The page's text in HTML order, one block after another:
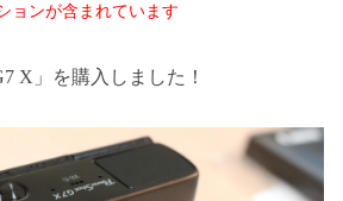
ョンが含まれています
X」を購入しました！